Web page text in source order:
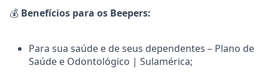
💰 Benefícios para os Beepers:
Para sua saúde e de seus dependentes – Plano de
Saúde e Odontológico | Sulamérica;